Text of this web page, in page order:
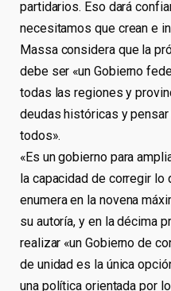
partidarios. Eso dará
necesitamos que crean e
Massa considera que la
debe ser «un Gobierno
todas las regiones y
deudas históricas y
todos».
«Es un gobierno para
la capacidad de corregir lo
enumera en la novena
su autoría, y en la décima
realizar «un Gobierno de
de unidad es la única
una política orientada por